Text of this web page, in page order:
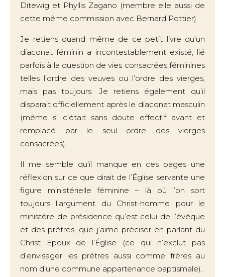
Ditewig et Phyllis Zagano (membre elle aussi de
cette même commission avec Bernard Pottier).
Je retiens quand même de ce petit livre qu’un
diaconat féminin a incontestablement existé, lié
parfois à la question de vies consacrées féminines
telles l’ordre des veuves ou l’ordre des vierges,
mais pas toujours. Je retiens également qu’il
disparait officiellement après le diaconat masculin
(même si c’était sans doute effectif avant et
remplacé par le seul ordre des vierges
consacrées).
Il me semble qu’il manque en ces pages une
réflexion sur ce que dirait de l’Église servante une
figure ministérielle féminine – là où l’on sort
toujours l’argument du Christ-homme pour le
ministère de présidence qu’est celui de l’évêque
et des prêtres, que j’aime préciser en parlant du
Christ Epoux de l’Église (ce qui n’exclut pas
d’envisager les prêtres aussi comme frères au
nom d’une commune appartenance baptismale).